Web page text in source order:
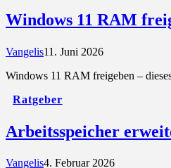
Windows 11 RAM
Vangelis11. Juni 2026
Windows 11 RAM freigeben –
Ratgeber
Arbeitsspeicher
Vangelis4. Februar 2026